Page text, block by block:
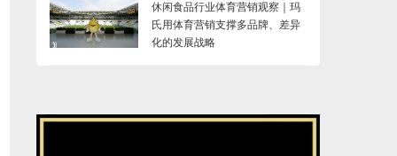
休闲食品行业体育营销观察｜玛
氏用体育营销支撑多品牌、差异
化的发展战略